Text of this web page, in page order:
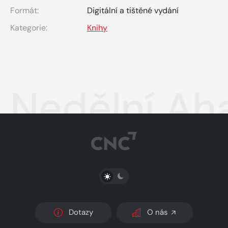
Formát:
Digitální a tištěné vydání
Kategorie:
Knihy
Nedělní
PŘEPNOUT SVĚTLÝ/TMAVÝ REŽIM
Dotazy O nás